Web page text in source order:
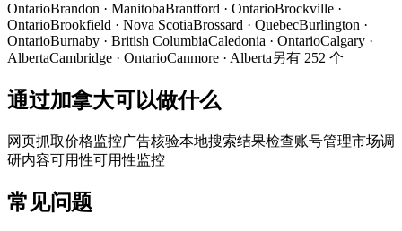
OntarioBrandon · ManitobaBrantford · OntarioBrockville ·
OntarioBrookfield · Nova ScotiaBrossard · QuebecBurlington ·
OntarioBurnaby · British ColumbiaCaledonia · OntarioCalgary ·
AlbertaCambridge · OntarioCanmore · Alberta另有 252 个
通过加拿大可以做什么
网页抓取价格监控广告核验本地搜索结果检查账号管理市场调
研内容可用性可用性监控
常见问题